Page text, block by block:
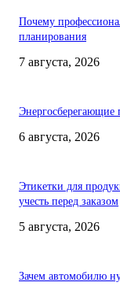
Почему
планирования
7 августа, 2026
Энергосберегающие
6 августа, 2026
Этикетки для
учесть перед заказом
5 августа, 2026
Зачем автомобилю